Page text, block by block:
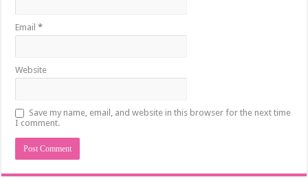
Email*
Website
Save my name, email, and website in this browser for the next time
I comment.